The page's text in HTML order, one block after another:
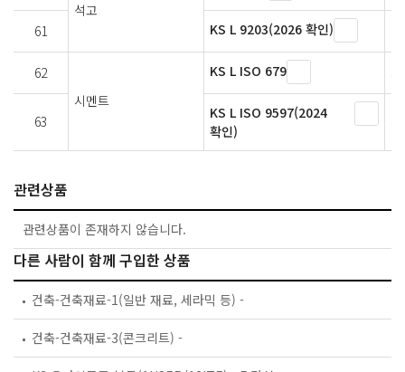
석고
61 KS L 9203(2026 확인)
62
시멘트
KS L ISO 679
63
KS L ISO 9597(2024
확인)
관련상품
관련상품이 존재하지 않습니다.
다른 사람이 함께 구입한 상품
건축-건축재료-1(일반 재료, 세라믹 등) -
건축-건축재료-3(콘크리트) -